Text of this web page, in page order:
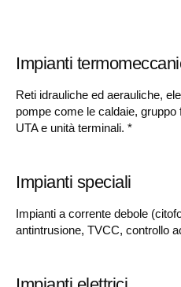
Impianti
Reti idrauliche ed aerauliche,
pompe come le caldaie, gruppo
UTA e unità terminali. *
Impianti speciali
Impianti a corrente debole
antintrusione, TVCC, controllo